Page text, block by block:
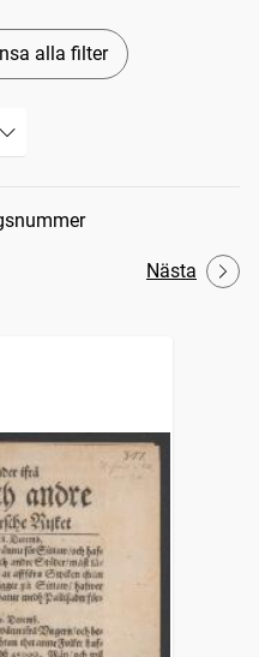
alla filter
Nästa